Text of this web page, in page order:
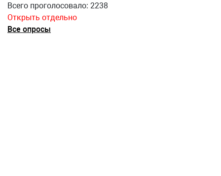
Всего проголосовало: 2238
Открыть отдельно
Все опросы